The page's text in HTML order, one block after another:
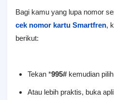
Bagi kamu yang lupa nomor
cek nomor kartu Smartfren,
berikut:
Tekan *995# kemudian
Atau lebih praktis, buka